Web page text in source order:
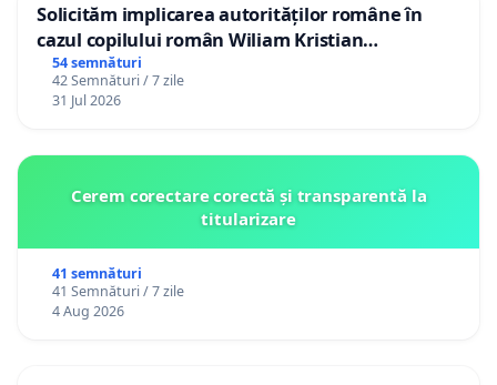
Solicităm implicarea autorităților române în
cazul copilului român Wiliam Kristian
Gheorghe, aflat în plasament în Danemarca de
12 ani
54 semnături
42 Semnături / 7 zile
31 Jul 2026
Cerem corectare corectă și transparentă la
titularizare
41 semnături
41 Semnături / 7 zile
4 Aug 2026